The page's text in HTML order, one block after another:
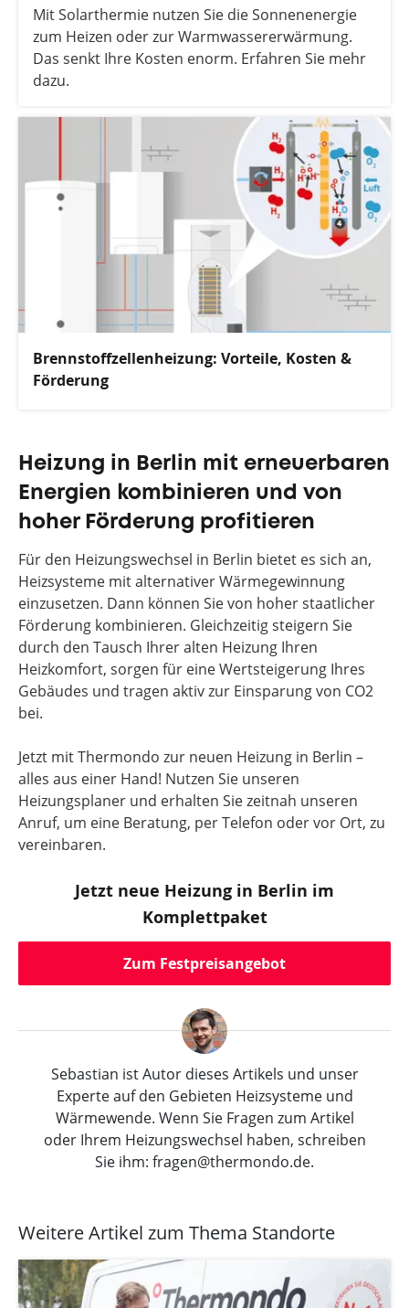
Mit Solarthermie nutzen Sie die Sonnenenergie
zum Heizen oder zur Warmwassererwärmung.
Das senkt Ihre Kosten enorm. Erfahren Sie mehr
dazu.
Brennstoffzellenheizung: Vorteile, Kosten &
Förderung
Heizung in Berlin mit erneuerbaren
Energien kombinieren und von
hoher Förderung profitieren
Für den Heizungswechsel in Berlin bietet es sich an,
Heizsysteme mit alternativer Wärmegewinnung
einzusetzen. Dann können Sie von hoher staatlicher
Förderung kombinieren. Gleichzeitig steigern Sie
durch den Tausch Ihrer alten Heizung Ihren
Heizkomfort, sorgen für eine Wertsteigerung Ihres
Gebäudes und tragen aktiv zur Einsparung von CO2
bei.
Jetzt mit Thermondo zur neuen Heizung in Berlin –
alles aus einer Hand! Nutzen Sie unseren
Heizungsplaner und erhalten Sie zeitnah unseren
Anruf, um eine Beratung, per Telefon oder vor Ort, zu
vereinbaren.
Jetzt neue Heizung in Berlin im
Komplettpaket
Zum Festpreisangebot
Sebastian ist Autor dieses Artikels und unser
Experte auf den Gebieten Heizsysteme und
Wärmewende. Wenn Sie Fragen zum Artikel
oder Ihrem Heizungswechsel haben, schreiben
Sie ihm: fragen@thermondo.de.
Weitere Artikel zum Thema Standorte